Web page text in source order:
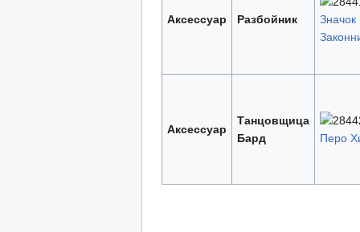
Аксессуар Разбойник
Значок
Аксессуар
Танцовщица
Бард
Перо